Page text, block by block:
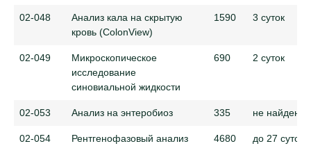
02-048
Анализ кала на скрытую
кровь (ColonView)
1590 3 суток
02-049
Микроскопическое
исследование
синовиальной жидкости
690 2 суток
02-053 Анализ на энтеробиоз 335 не найдено
02-054
Рентгенофазовый анализ
4680 до 27 суток